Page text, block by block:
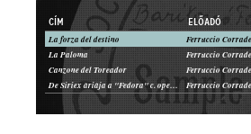
LEMEZSZÁM: NO. 39858
CÍM ELŐADÓ
La forza del destino
La Paloma
Canzone del Toreador
Ferruccio
De Siriex áriája a "Fedora" c. operából
Ferruccio